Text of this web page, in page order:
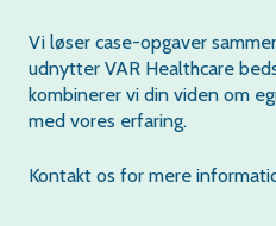
Vi løser case-opgaver
udnytter VAR Healthcare
kombinerer vi din viden om
med vores erfaring.
Kontakt os for mere